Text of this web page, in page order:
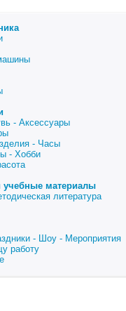
- Аксессуары
- Часы
- Хобби
учебные материалы
литература
- Шоу - Мероприятия
работу